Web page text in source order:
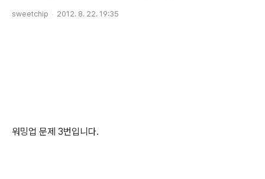
sweetchip 2012. 8. 22. 19:35
워밍업 문제 3번입니다.